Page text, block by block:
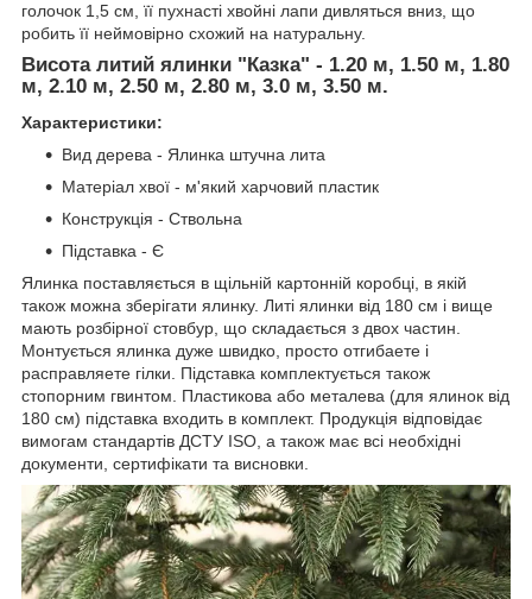
голочок 1,5 см, її пухнасті хвойні лапи дивляться вниз, що
робить її неймовірно схожий на натуральну.
Висота литий ялинки "Казка" - 1.20 м, 1.50 м, 1.80
м, 2.10 м, 2.50 м, 2.80 м, 3.0 м, 3.50 м.
Характеристики:
Вид дерева - Ялинка штучна лита
Матеріал хвої - м'який харчовий пластик
Конструкція - Ствольна
Підставка - Є
Ялинка поставляється в щільній картонній коробці, в якій
також можна зберігати ялинку. Литі ялинки від 180 см і вище
мають розбірної стовбур, що складається з двох частин.
Монтується ялинка дуже швидко, просто отгибаете і
расправляете гілки. Підставка комплектується також
стопорним гвинтом. Пластикова або металева (для ялинок від
180 см) підставка входить в комплект. Продукція відповідає
вимогам стандартів ДСТУ ISO, а також має всі необхідні
документи, сертифікати та висновки.